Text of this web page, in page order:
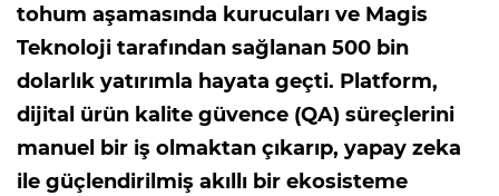
tohum aşamasında kurucuları ve Magis
Teknoloji tarafından sağlanan 500 bin
dolarlık yatırımla hayata geçti. Platform,
dijital ürün kalite güvence (QA) süreçlerini
manuel bir iş olmaktan çıkarıp, yapay zeka
ile güçlendirilmiş akıllı bir ekosisteme